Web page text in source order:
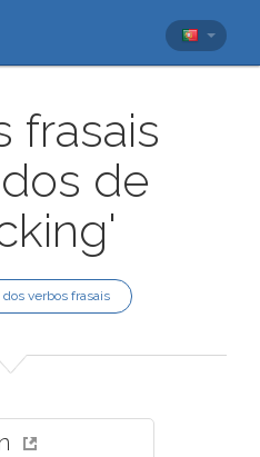
frasais
de
verbos frasais